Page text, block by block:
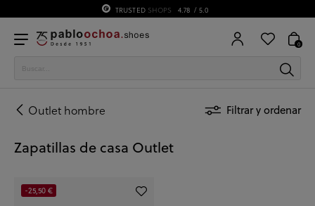
TRUSTED SHOPS 4.78 / 5.0
0
Outlet hombre Filtrar y ordenar
Zapatillas de casa Outlet
-25,50 €